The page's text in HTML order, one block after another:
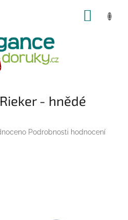
- hnědé
Podrobnosti hodnocení